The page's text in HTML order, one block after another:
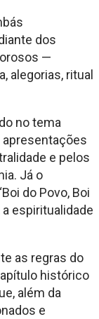
dos
—
alegorias, ritual
no tema
apresentações
e pelos
Já o
do Povo, Boi
a espiritualidade
as regras do
histórico
além da
e